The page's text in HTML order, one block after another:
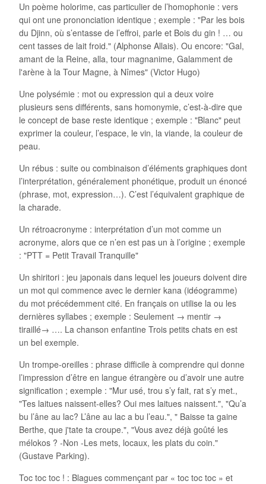
Un poème holorime, cas particulier de l’homophonie : vers
qui ont une prononciation identique ; exemple : "Par les bois
du Djinn, où s’entasse de l’effroi, parle et Bois du gin ! … ou
cent tasses de lait froid." (Alphonse Allais). Ou encore: "Gal,
amant de la Reine, alla, tour magnanime, Galamment de
l'arène à la Tour Magne, à Nîmes" (Victor Hugo)
Une polysémie : mot ou expression qui a deux voire
plusieurs sens différents, sans homonymie, c’est-à-dire que
le concept de base reste identique ; exemple : "Blanc" peut
exprimer la couleur, l’espace, le vin, la viande, la couleur de
peau.
Un rébus : suite ou combinaison d’éléments graphiques dont
l’interprétation, généralement phonétique, produit un énoncé
(phrase, mot, expression…). C’est l’équivalent graphique de
la charade.
Un rétroacronyme : interprétation d’un mot comme un
acronyme, alors que ce n’en est pas un à l’origine ; exemple
: "PTT = Petit Travail Tranquille"
Un shiritori : jeu japonais dans lequel les joueurs doivent dire
un mot qui commence avec le dernier kana (idéogramme)
du mot précédemment cité. En français on utilise la ou les
dernières syllabes ; exemple : Seulement → mentir →
tiraillé→ …. La chanson enfantine Trois petits chats en est
un bel exemple.
Un trompe-oreilles : phrase difficile à comprendre qui donne
l’impression d’être en langue étrangère ou d’avoir une autre
signification ; exemple : "Mur usé, trou s’y fait, rat s’y met.,
"Tes laitues naissent-elles? Oui mes laitues naissent.", "Qu’a
bu l’âne au lac? L’âne au lac a bu l’eau.", " Baisse ta gaine
Berthe, que j'tate ta croupe.", "Vous avez déjà goûté les
mélokos ? -Non -Les mets, locaux, les plats du coin."
(Gustave Parking).
Toc toc toc ! : Blagues commençant par « toc toc toc » et